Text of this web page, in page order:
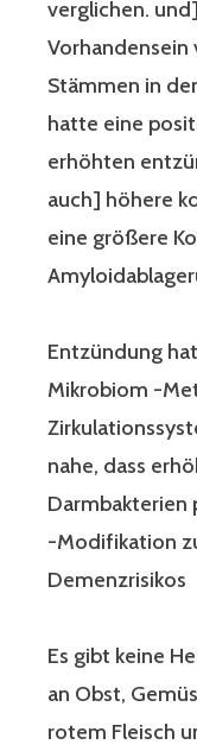
verglichen.
Stämmen in
hatte eine
erhöhten
auch] höhere
eine größere
Entzündung
Mikrobiom -
nahe, dass
-Modifikation
Demenzrisikos
Es gibt keine
an Obst,
rotem Fleisch